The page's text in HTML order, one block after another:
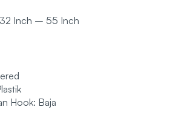
32 Inch – 55 Inch
Hook: Baja